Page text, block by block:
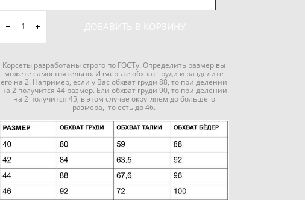
ДОБАВИТЬ В КОРЗИНУ
Kорсеты разработаны строго по ГОСТу. Определить размер вы
можете самостоятельно. Измерьте обхват груди и разделите
его на 2. Например, если у Вас обхват груди 88, то при делении
на 2 получится 44 размер. Ели обхват груди 90, то при делении
на 2 получится 45, в этом случае округляем до большего
размера, то есть до 46.